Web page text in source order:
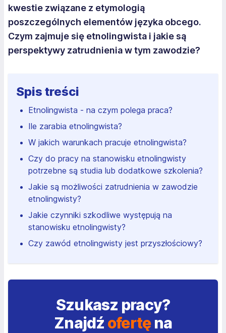
kwestie związane z etymologią
poszczególnych elementów języka obcego.
Czym zajmuje się etnolingwista i jakie są
perspektywy zatrudnienia w tym zawodzie?
Spis treści
Etnolingwista - na czym polega praca?
Ile zarabia etnolingwista?
W jakich warunkach pracuje etnolingwista?
Czy do pracy na stanowisku etnolingwisty
potrzebne są studia lub dodatkowe szkolenia?
Jakie są możliwości zatrudnienia w zawodzie
etnolingwisty?
Jakie czynniki szkodliwe występują na
stanowisku etnolingwisty?
Czy zawód etnolingwisty jest przyszłościowy?
Szukasz pracy?
Znajdź ofertęna